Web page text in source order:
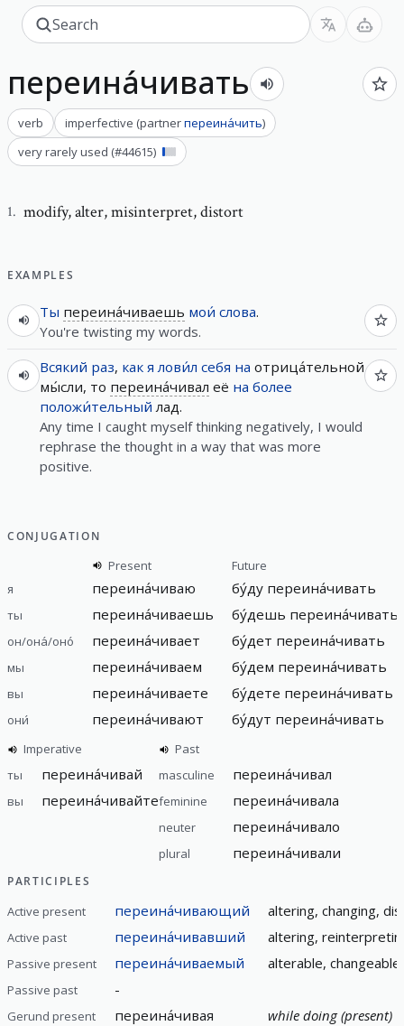
переина́чивать
verb imperfective (partnerпереина́чить)
very rarely used (#44615)
1. modify,alter, misinterpret, distort
EXAMPLES
Ты переина́чиваешь мои́ слова.
You're twisting my words.
Всякий раз, как я лови́л себя на отрица́тельной
мы́сли, то переина́чивал её на более
положи́тельный лад.
Any time I caught myself thinking negatively, I would
rephrase the thought in a way that was more
positive.
CONJUGATION
Present
Future
я
переина́чиваю бу́ду переина́чивать
ты переина́чиваешь бу́дешь переина́чивать
он/она́/оно́ переина́чивает бу́дет переина́чивать
мы переина́чиваем бу́дем переина́чивать
вы переина́чиваете бу́дете переина́чивать
они́ переина́чивают бу́дут переина́чивать
Imperative
ты
переина́чивай
вы переина́чивайте
Past
masculine
переина́чивал
feminine переина́чивала
neuter переина́чивало
plural переина́чивали
PARTICIPLES
Active present переина́чивающий altering, changing,
Active past переина́чивавший altering,
Passive present переина́чиваемый alterable,
Passive past -
Gerund present переина́чивая while doing (present)